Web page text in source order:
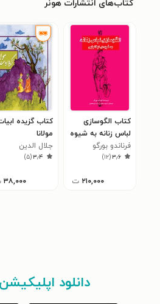
کتاب‌های انتشارات هونر
کتاب الگوسازی
لباس زنانه به شیوه
ایتالیایی
فرناندو بورگو
۳٫۶(۱۲)
۲۱۰,۰۰۰ ت
کتاب گزیده
مولانا
جلال الدین
محمدبن محمد
۳٫۴(۵)
۳۸,۰۰۰
دانلود